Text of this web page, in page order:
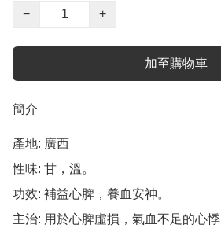
−
+
加至購物車
簡介
產地: 廣西
性味: 甘，溫。
功效: 補益心脾，養血安神。
主治: 用於心脾虛損，氣血不足的心